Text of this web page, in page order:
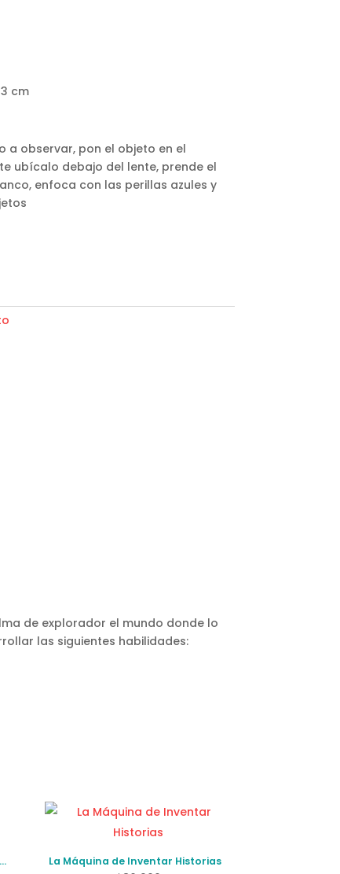
cm
a observar, pon el objeto en el
ubícalo debajo del lente, prende el
enfoca con las perillas azules y
de explorador el mundo donde lo
las siguientes habilidades:
La Máquina de Inventar Historias